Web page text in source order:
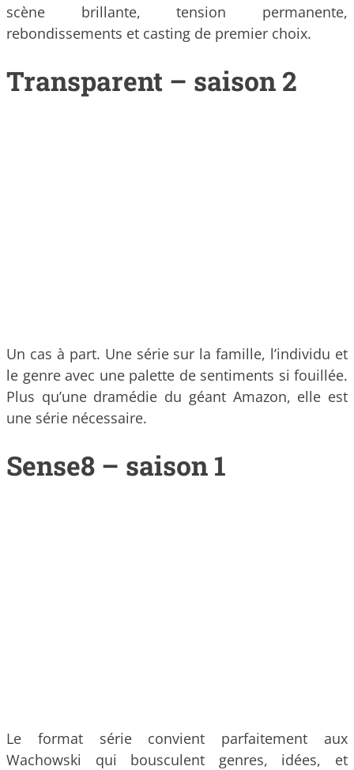
scène brillante, tension permanente,
rebondissements et casting de premier choix.
Transparent – saison 2
Un cas à part. Une série sur la famille, l’individu et
le genre avec une palette de sentiments si fouillée.
Plus qu’une dramédie du géant Amazon, elle est
une série nécessaire.
Sense8 – saison 1
Le format série convient parfaitement aux
Wachowski qui bousculent genres, idées, et